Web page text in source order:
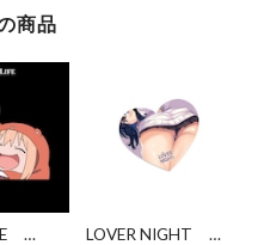
商品
LOVER NIGHT